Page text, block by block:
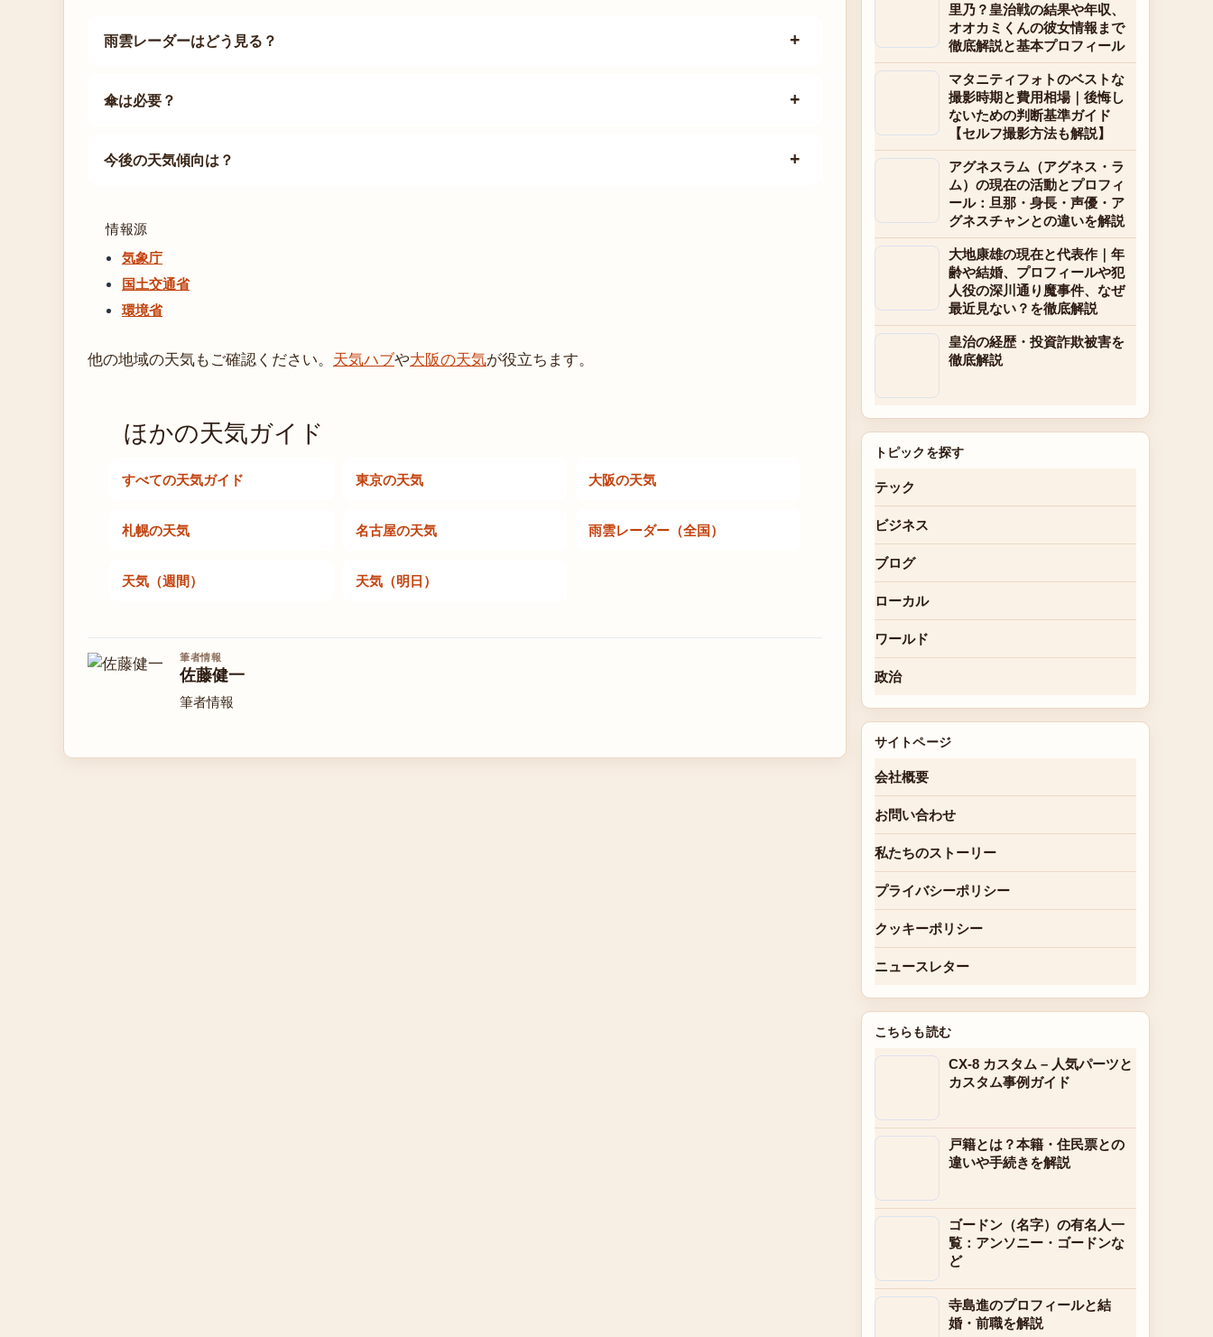
雨雲レーダーはどう見る？
傘は必要？
今後の天気傾向は？
情報源
気象庁
国土交通省
環境省
他の地域の天気もご確認ください。 天気ハブや大阪の天気が役立ちます。
ほかの天気ガイド
すべての天気ガイド 東京の天気 大阪の天気
札幌の天気 名古屋の天気 雨雲レーダー（全国）
天気（週間） 天気（明日）
筆者情報
佐藤健一
筆者情報
里乃？皇治戦の結果や年収、
オオカミくんの彼女情報まで
徹底解説と基本プロフィール
マタニティフォトのベストな
撮影時期と費用相場｜後悔し
ないための判断基準ガイド
【セルフ撮影方法も解説】
アグネスラム（アグネス・ラ
ム）の現在の活動とプロフィ
ール：旦那・身長・声優・ア
グネスチャンとの違いを解説
大地康雄の現在と代表作｜年
齢や結婚、プロフィールや犯
人役の深川通り魔事件、なぜ
最近見ない？を徹底解説
皇治の経歴・投資詐欺被害を
徹底解説
トピックを探す
テック
ビジネス
ブログ
ローカル
ワールド
政治
サイトページ
会社概要
お問い合わせ
私たちのストーリー
プライバシーポリシー
クッキーポリシー
ニュースレター
こちらも読む
CX-8 カスタム – 人気パーツと
カスタム事例ガイド
戸籍とは？本籍・住民票との
違いや手続きを解説
ゴードン（名字）の有名人一
覧：アンソニー・ゴードンな
ど
寺島進のプロフィールと結
婚・前職を解説